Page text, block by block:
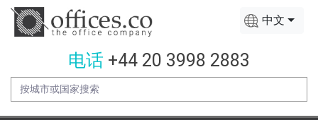
中文
电话 +44 20 3998 2883